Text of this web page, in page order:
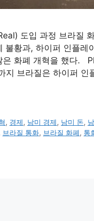
도입 과정 브라질
불황과, 하이퍼 인플레
은 화폐 개혁을 했다.
지 브라질은 하이퍼
, 경제, 남미 경제, 남미 돈,
브라질 통화, 브라질 화폐, 통